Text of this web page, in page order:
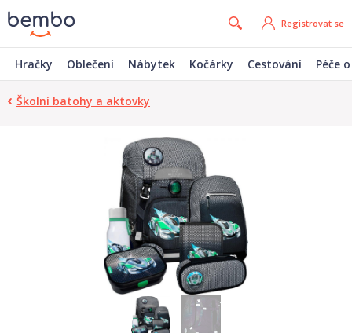
Registrovat se
Hračky Oblečení Nábytek Kočárky Cestování Péče
Školní batohy a aktovky